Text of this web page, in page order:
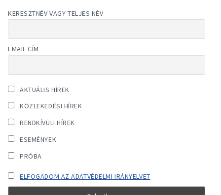
KERESZTNÉV VAGY TELJES NÉV
EMAIL CÍM
AKTUÁLIS HÍREK
KÖZLEKEDÉSI HÍREK
RENDKÍVÜLI HÍREK
ESEMÉNYEK
PRÓBA
ELFOGADOM AZ ADATVÉDELMI IRÁNYELVET